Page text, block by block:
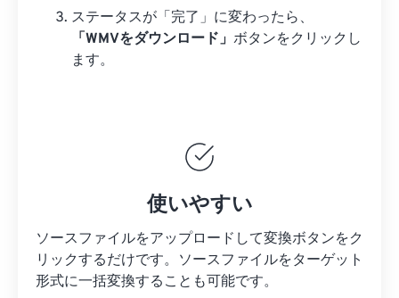
ステータスが「完了」に変わったら、
「WMVをダウンロード」 ボタンをクリックし
ます。
使いやすい
ソースファイルをアップロードして変換ボタンをク
リックするだけです。 ソースファイルをターゲット
形式に一括変換することも可能です。